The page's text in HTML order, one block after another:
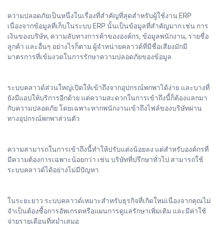
ความปลอดภัยเป็นหนึ่งในเรื่องที่สำคัญที่สุดสำหรับผู้ใช้งาน ERP
เนื่องจากข้อมูลที่เก็บในระบบ ERP นั้นเป็นข้อมูลที่สำคัญมาก เช่น การ
เงินของบริษัท, ความลับทางการค้าขององค์กร, ข้อมูลพนักงาน, รายชื่อ
ลูกค้า และอื่นๆ อย่างไรก็ตาม ผู้จำหน่ายคลาวด์ที่มีชื่อเสียงมักมี
มาตรการที่เข้มงวดในการรักษาความปลอดภัยของข้อมูล
ระบบคลาวด์ส่วนใหญ่เปิดให้เข้าถึงจากอุปกรณ์พกพาได้ง่าย และบางที่
ยังมีแอปให้บริการอีกด้วย แต่ความสะดวกในการเข้าถึงนี้ก็ต้องแลกมา
กับความปลอดภัย โดยเฉพาะหากพนักงานเข้าถึงไฟล์ของบริษัทผ่าน
ทางอุปกรณ์พกพาส่วนตัว
ความสามารถในการเข้าถึงนี้ทำให้ปรับแต่งน้อยลง แต่สำหรับองค์กรที่
มีความต้องการเฉพาะน้อยกว่า เช่น บริษัทที่ปรึกษาทั่วไป สามารถใช้
ระบบคลาวด์ได้อย่างไม่มีปัญหา
ในระยะยาว ระบบคลาวด์เหมาะสำหรับธุรกิจที่เกิดใหม่เนื่องจากคุณไม่
จำเป็นต้องซื้อการอัพเกรดหรือแผนการดูแลรักษาเพิ่มเติม และมีค่าใช้
จ่ายรายเดือนที่สม่ำเสมอ